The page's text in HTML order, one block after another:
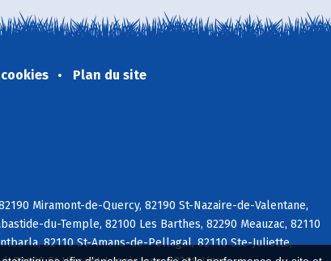
Plan du site
Miramont-de-Quercy, 82190 St-Nazaire-de-Valentane,
du-Temple, 82100 Les Barthes, 82290 Meauzac, 82110
82110 St-Amans-de-Pellagal, 82110 Ste-Juliette,